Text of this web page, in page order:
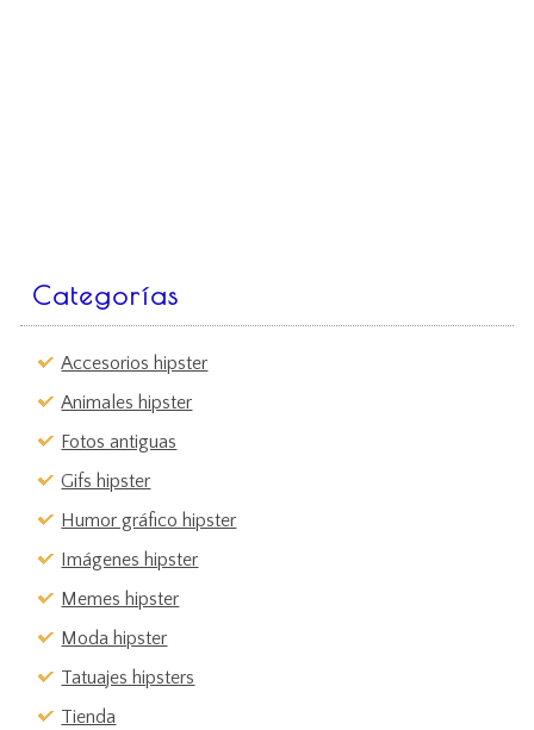
Categorías
Accesorios hipster
Animales hipster
Fotos antiguas
Gifs hipster
Humor gráfico hipster
Imágenes hipster
Memes hipster
Moda hipster
Tatuajes hipsters
Tienda